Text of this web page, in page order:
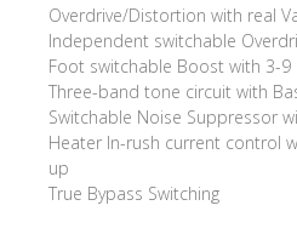
Overdrive/Distortion with real
Independent switchable
Foot switchable Boost with 3-9
Three-band tone circuit with
Switchable Noise Suppressor
Heater In-rush current control
up
True Bypass Switching